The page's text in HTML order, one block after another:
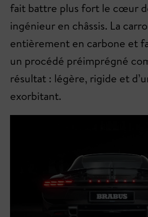
fait battre plus fort le cœur
ingénieur en châssis. La
entièrement en carbone et
un procédé préimprégné
résultat : légère, rigide et
exorbitant.